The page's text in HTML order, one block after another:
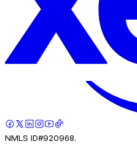
NMLS ID#920968.